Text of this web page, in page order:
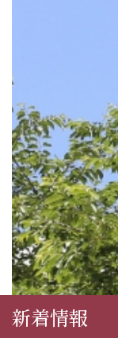
新着情報